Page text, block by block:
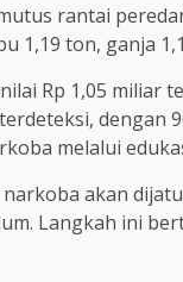
rantai
1,19 ton, ganja
Rp 1,05 miliar
dengan
melalui
akan
Langkah ini